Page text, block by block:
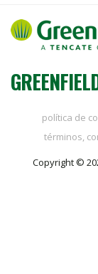
política de
términos,
Copyright ©